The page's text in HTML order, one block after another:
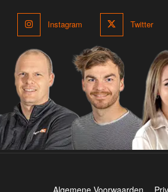
Instagram Twitter
Algemene Voorwaarden